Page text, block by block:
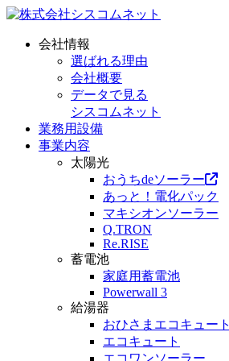
会社情報
選ばれる理由
会社概要
データで見る
シスコムネット
業務用設備
事業内容
太陽光
おうちdeソーラー
あっと！電化パック
マキシオンソーラー
Q.TRON
Re.RISE
蓄電池
家庭用蓄電池
Powerwall 3
給湯器
おひさまエコキュート
エコキュート
エコワンソーラー